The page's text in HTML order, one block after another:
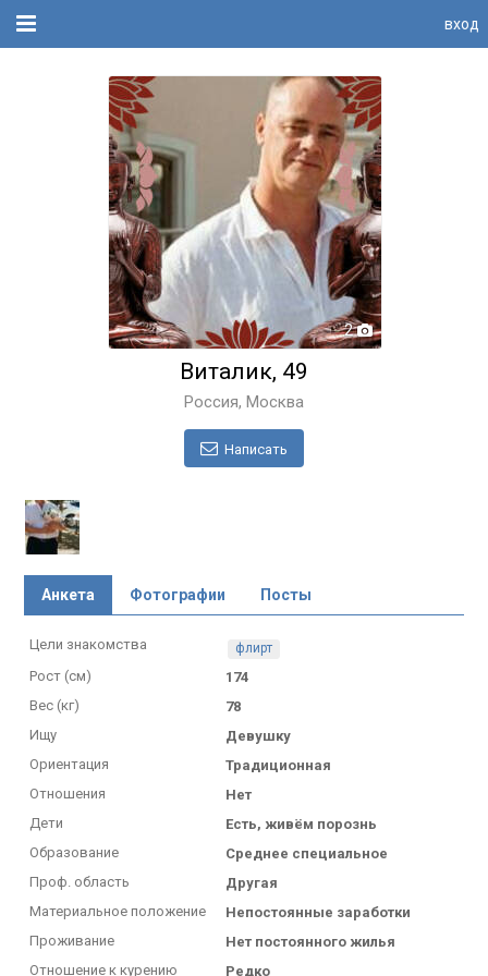
вход
2
Виталик, 49
Россия, Москва
Написать
Анкета Фотографии Посты
Цели знакомства флирт
Рост (см)
174
Вес (кг)
78
Ищу
Девушку
Ориентация
Традиционная
Отношения
Нет
Дети
Есть, живём порознь
Образование
Среднее специальное
Проф. область
Другая
Материальное положение
Непостоянные заработки
Проживание
Нет постоянного жилья
Отношение к курению
Редко